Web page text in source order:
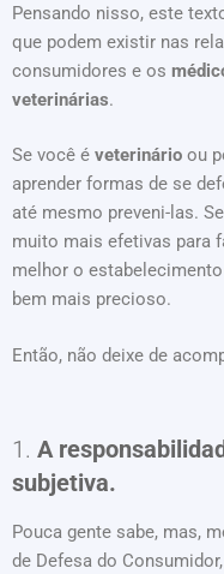
Pensando nisso, este
que podem existir nas
consumidores e os
veterinárias.
Se você é veterinário ou
aprender formas de se
até mesmo preveni-las.
muito mais efetivas para
melhor o
bem mais precioso.
Então, não deixe de
1. A
subjetiva.
Pouca gente sabe, mas,
de Defesa do